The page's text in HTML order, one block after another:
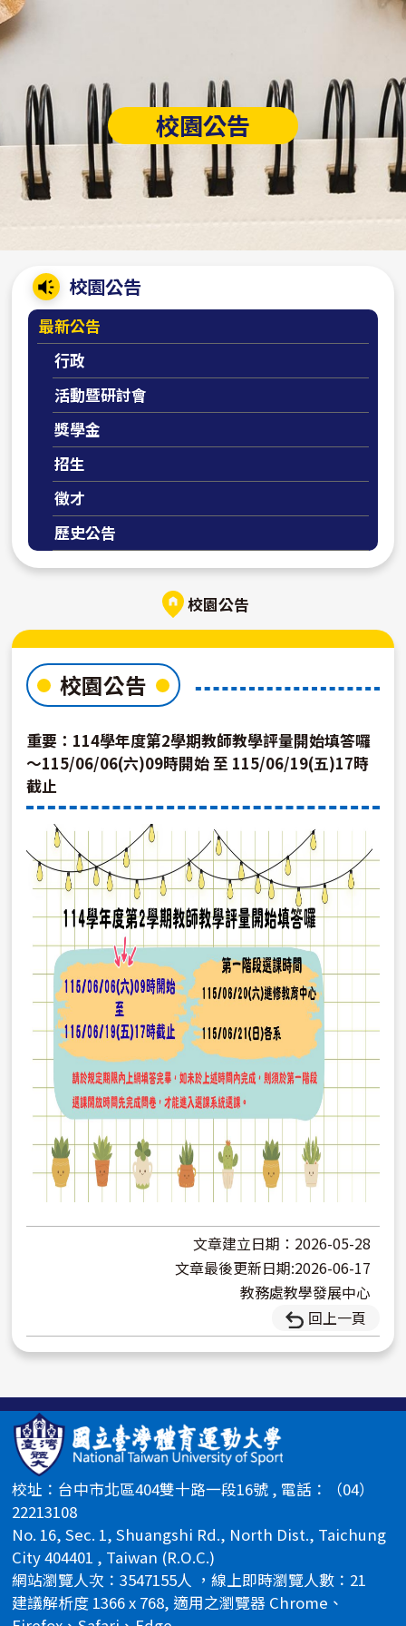
校園公告
校園公告
最新公告
行政
活動暨研討會
獎學金
招生
徵才
歷史公告
校園公告
校園公告
重要：114學年度第2學期教師教學評量開始填答囉
～115/06/06(六)09時開始 至 115/06/19(五)17時
截止
文章建立日期：2026-05-28
文章最後更新日期:2026-06-17
教務處教學發展中心
回上一頁
校址：台中市北區404雙十路一段16號 , 電話：（04）
22213108
No. 16, Sec. 1, Shuangshi Rd., North Dist., Taichung
City 404401 , Taiwan (R.O.C.)
網站瀏覽人次：3547155人 ，線上即時瀏覽人數：21
建議解析度 1366 x 768, 適用之瀏覽器 Chrome、